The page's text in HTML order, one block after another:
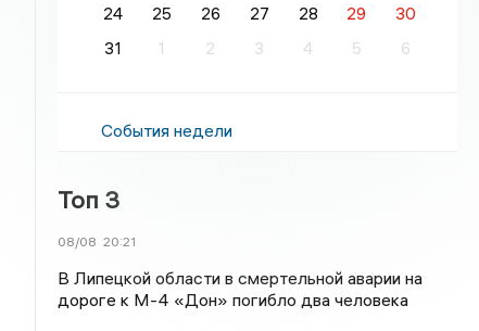
24
25 26 27 28 29
30
31
1 2 3 4 5 6
События недели
Топ 3
08/08 20:21
В Липецкой области в смертельной аварии на
дороге к М-4 «Дон» погибло два человека